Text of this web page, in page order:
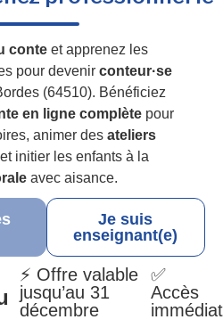
conteet apprenez les
pour devenirconteur·se
(64510). Bénéficiez
en ligne complètepour
animer des ateliers
et initier les enfants à la
avec aisance.
Je suis
enseignant(e)
⚡ Offre valable
jusqu’au 31
décembre
✅
Accès
immédiat